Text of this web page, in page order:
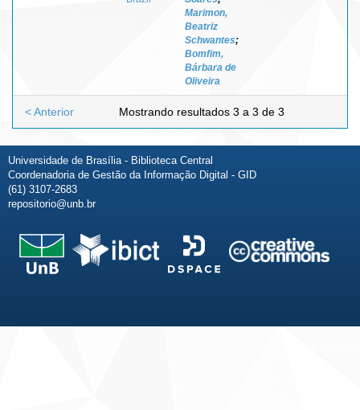
Marimon,
Beatriz
Schwantes;
Bomfim,
Bárbara de
Oliveira
Mostrando resultados 3 a 3 de 3
< Anterior
Universidade de Brasília - Biblioteca Central
Coordenadoria de Gestão da Informação Digital - GID
(61) 3107-2683
repositorio@unb.br